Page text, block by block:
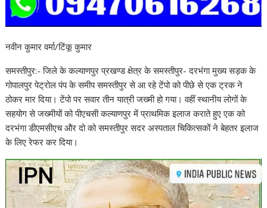
नवीन कुमार वर्मा/टिंकू कुमार
समस्तीपुर:- जिले के कल्याणपुर प्रखण्ड क्षेत्र के समस्तीपुर- दरभंगा मुख्य सड़क के
गोपालपुर पेट्रोल पंप के समीप समस्तीपुर से आ रहे टेंपो को पीछे से एक ट्रक ने
ठोकर मार दिया। टेंपो पर सवार तीन यात्री जख्मी हो गया। वहीं स्थानीय लोगों के
सहयोग से जख्मीयों को पीएचसी कल्याणपुर में प्राथमिक इलाज कराते हुए एक को
दरभंगा डीएमसीएच और दो को समस्तीपुर सदर अस्पताल चिकित्सकों ने बेहतर इलाज
के लिए रेफर कर दिया।